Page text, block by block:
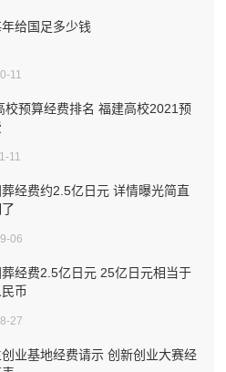
年给国足多少钱
11
校预算经费排名 福建高校2021预
11
经费约2.5亿日元 详情曝光简直
06
经费2.5亿日元 25亿日元相当于
币
27
业基地经费请示 创新创业大赛经